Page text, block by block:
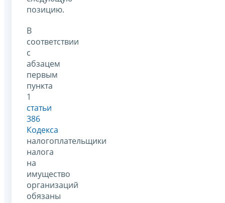
позицию.
В
соответствии
с
абзацем
первым
пункта
1
статьи
386
Кодекса
налогоплательщики
налога
на
имущество
организаций
обязаны